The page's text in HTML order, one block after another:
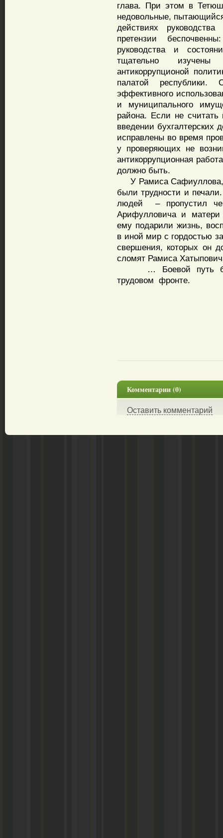
глава. При этом в
недовольные,
действиях
претензии
руководства и
тщательно изучены
антикоррупционой
палатой
эффективного
и муниципального
района. Если не считать
введении бухгалтерских
исправлены во время
у проверяющих не
антикоррупционная
должно быть.
У Рамиса Сафиуллова,
были трудности и
людей – пропустил
Арифулловича и матери
ему подарили жизнь,
в иной мир с гордостью
свершения, которых он
сломят Рамиса
… Боевой путь
трудовом фронте.
Комментарии (0)
Оставить комментарий